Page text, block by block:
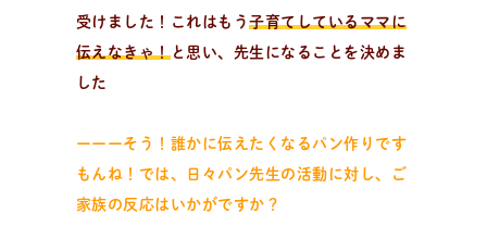
ンやおやつのレシピをご紹介。
受けました！これはもう子育てしているママに
伝えなきゃ！と思い、先生になることを決めま
した
ーーーそう！誰かに伝えたくなるパン作りです
もんね！では、日々パン先生の活動に対し、ご
家族の反応はいかがですか？